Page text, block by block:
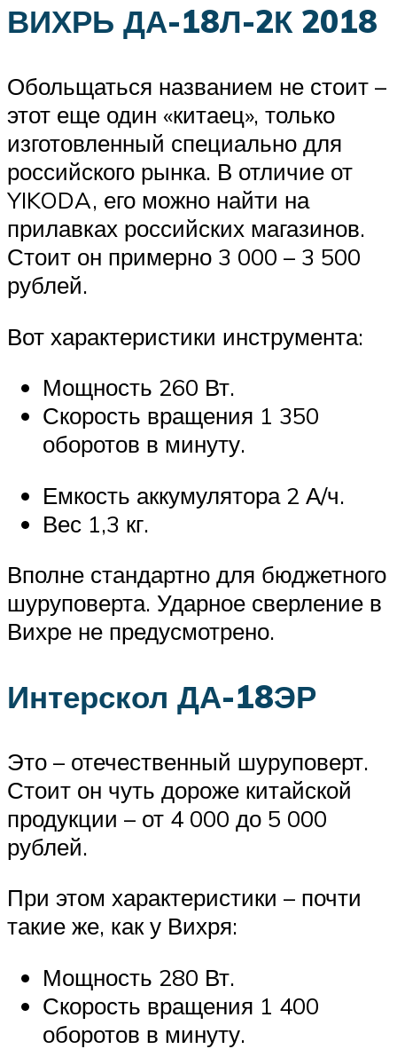
ВИХРЬ ДА-18Л-2К 2018
Обольщаться названием не стоит –
этот еще один «китаец», только
изготовленный специально для
российского рынка. В отличие от
YIKODA, его можно найти на
прилавках российских магазинов.
Стоит он примерно 3 000 – 3 500
рублей.
Вот характеристики инструмента:
Мощность 260 Вт.
Скорость вращения 1 350
оборотов в минуту.
Емкость аккумулятора 2 А/ч.
Вес 1,3 кг.
Вполне стандартно для бюджетного
шуруповерта. Ударное сверление в
Вихре не предусмотрено.
Интерскол ДА-18ЭР
Это – отечественный шуруповерт.
Стоит он чуть дороже китайской
продукции – от 4 000 до 5 000
рублей.
При этом характеристики – почти
такие же, как у Вихря:
Мощность 280 Вт.
Скорость вращения 1 400
оборотов в минуту.